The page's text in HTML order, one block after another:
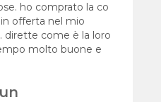
ho comprato la co
offerta nel mio
dirette come è la loro
molto buone e